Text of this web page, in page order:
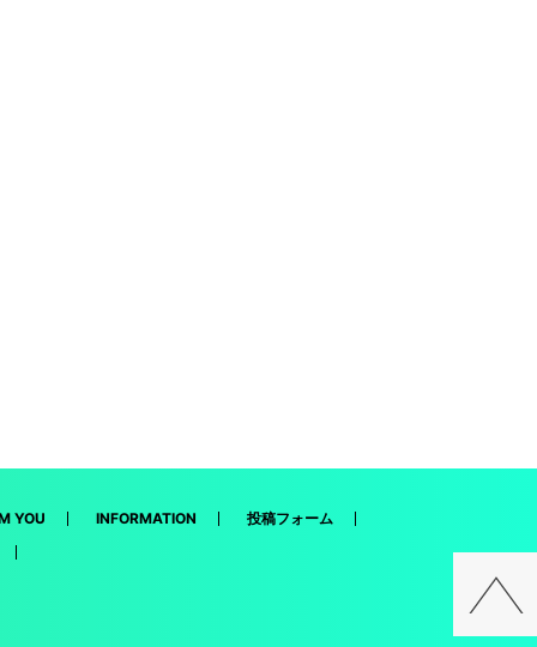
YOU INFORMATION 投稿フォーム